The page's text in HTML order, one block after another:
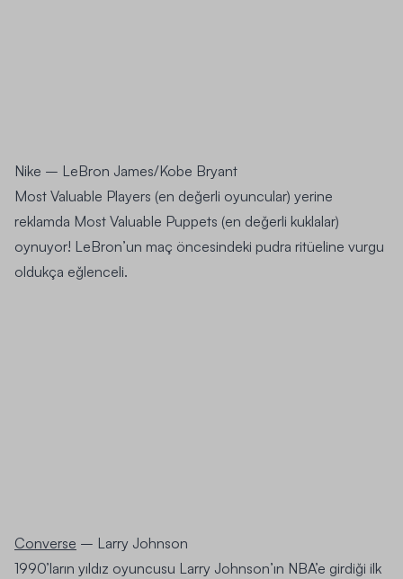
Nike – LeBron James/Kobe Bryant
Most Valuable Players (en değerli oyuncular) yerine
reklamda Most Valuable Puppets (en değerli kuklalar)
oynuyor! LeBron’un maç öncesindeki pudra ritüeline vurgu
oldukça eğlenceli.
Converse – Larry Johnson
1990’ların yıldız oyuncusu Larry Johnson’ın NBA’e girdiği ilk